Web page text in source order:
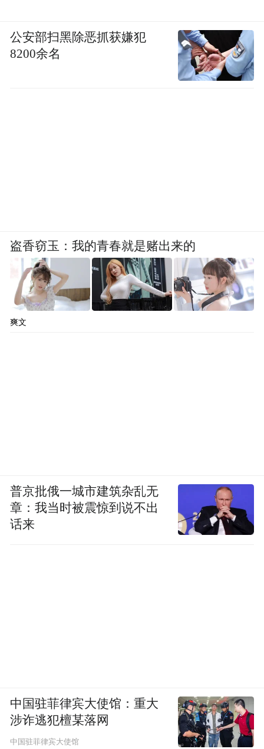
公安部扫黑除恶抓获嫌犯
8200余名
盗香窃玉：我的青春就是赌出来的
爽文
普京批俄一城市建筑杂乱无
章：我当时被震惊到说不出
话来
中国驻菲律宾大使馆：重大
涉诈逃犯檀某落网
中国驻菲律宾大使馆